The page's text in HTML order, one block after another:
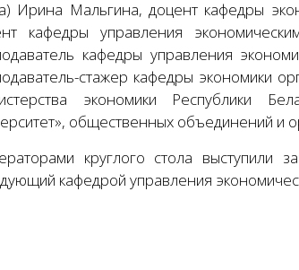
Ирина Мальгина, доцент кафедры
кафедры управления
кафедры управления
стажер кафедры экономики
экономики Республики
общественных объединений и
круглого стола выступили
кафедрой управления